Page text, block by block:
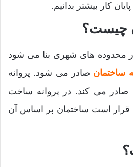
کار بیشتر بدانیم.
چیست؟
محدوده های شهری بنا می شود
ساختمان صادر می شود. پروانه
صادر می کند. در پروانه ساخت
است ساختمان بر اساس آن